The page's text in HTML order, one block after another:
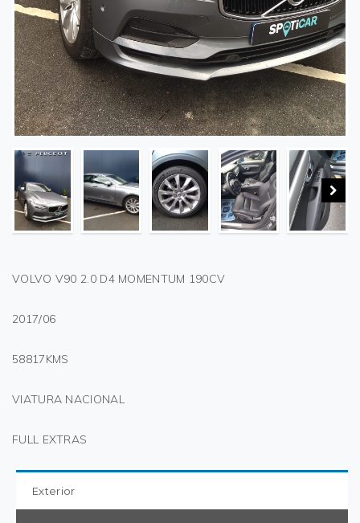
VOLVO V90 2.0 D4 MOMENTUM 190CV
2017/06
58817KMS
VIATURA NACIONAL
FULL EXTRAS
Exterior